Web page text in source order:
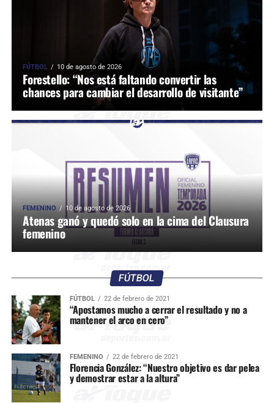
FÚTBOL 10 de agosto de 2026
Forestello: “Nos está faltando convertir las
chances para cambiar el desarrollo de visitante”
FEMENINO 10 de agosto de 2026
Atenas ganó y quedó solo en la cima del Clausura
femenino
FÚTBOL
FÚTBOL 22 de febrero de 2021
“Apostamos mucho a cerrar el resultado y no a
mantener el arco en cero”
FEMENINO 22 de febrero de 2021
Florencia González: “Nuestro objetivo es dar pelea
y demostrar estar a la altura”